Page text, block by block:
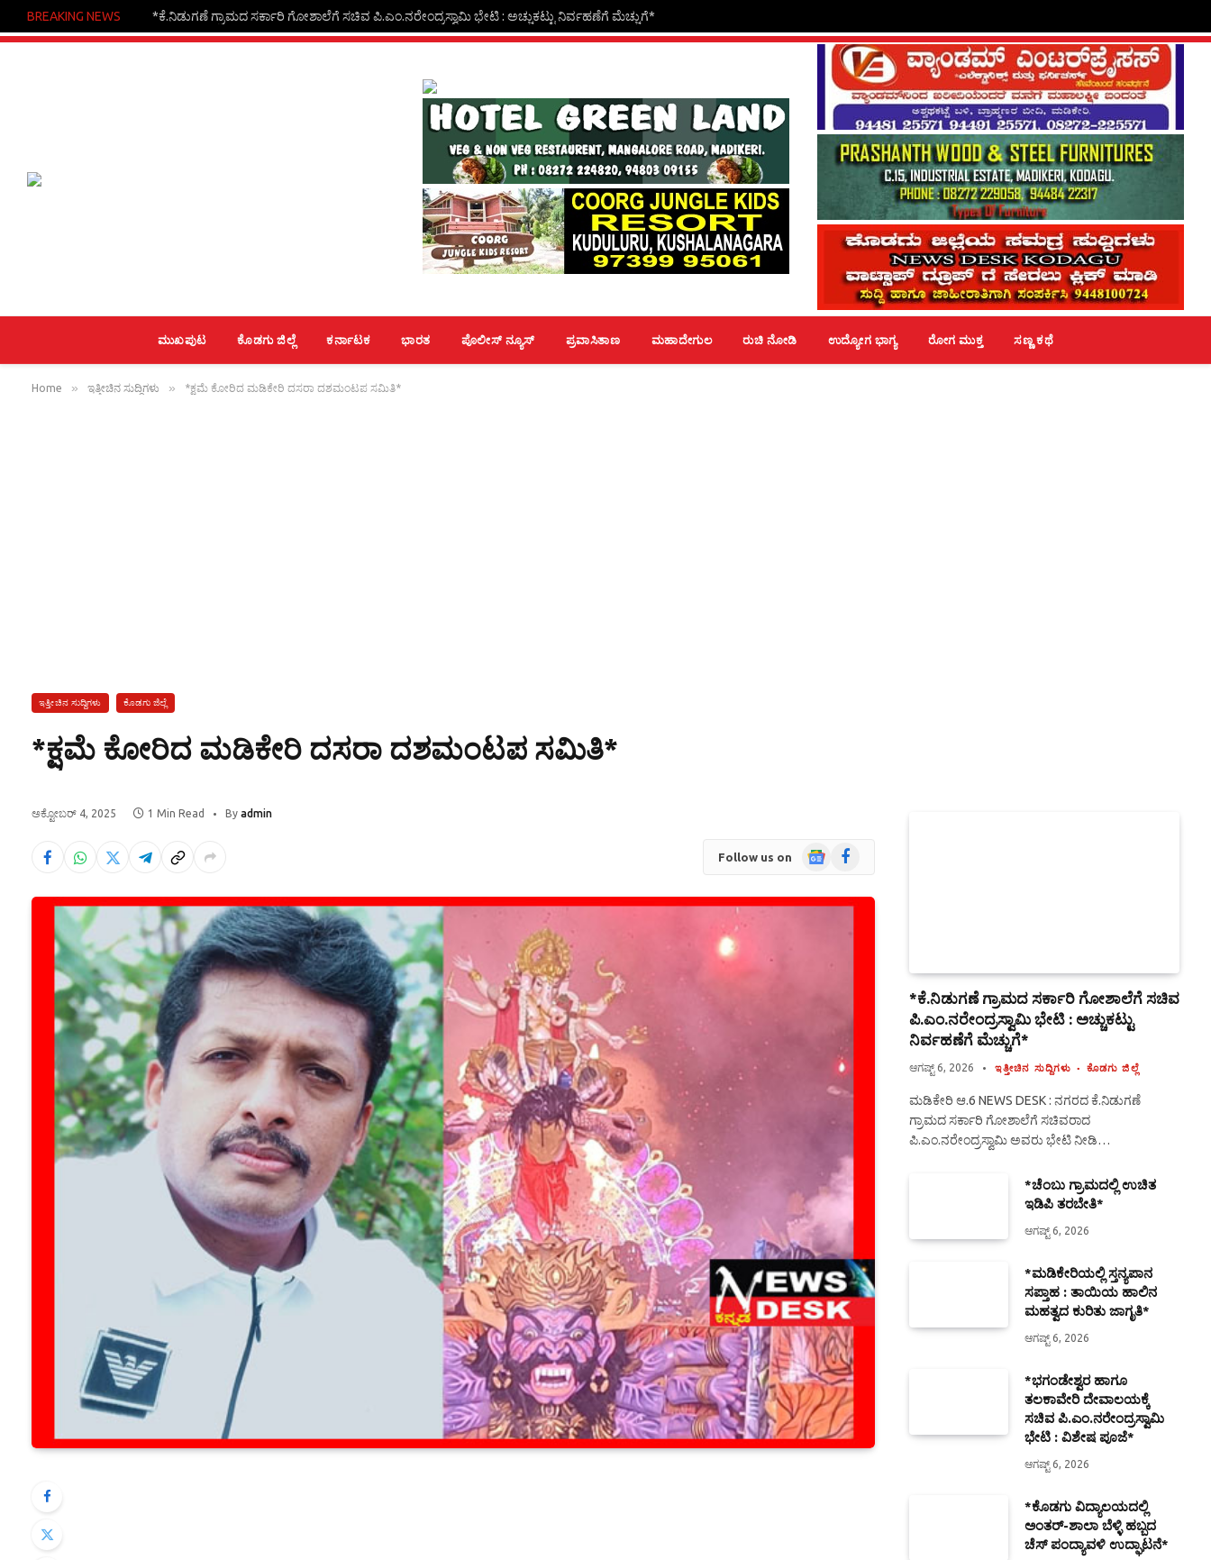
BREAKING NEWS *ಕೆ.ನಿಡುಗಣೆ ಗ್ರಾಮದ ಸರ್ಕಾರಿ ಗೋಶಾಲೆಗೆ ಸಚಿವ ಪಿ.ಎಂ.ನರೇಂದ್ರಸ್ವಾಮಿ ಭೇಟಿ : ಅಚ್ಚುಕಟ್ಟು ನಿರ್ವಹಣೆಗೆ ಮೆಚ್ಚುಗೆ*
ಮುಖಪುಟ ಕೊಡಗು ಜಿಲ್ಲೆ ಕರ್ನಾಟಕ ಭಾರತ ಪೊಲೀಸ್ ನ್ಯೂಸ್ ಪ್ರವಾಸಿತಾಣ ಮಹಾದೇಗುಲ ರುಚಿ ನೋಡಿ ಉದ್ಯೋಗ ಭಾಗ್ಯ ರೋಗ ಮುಕ್ತ ಸಣ್ಣ ಕಥೆ
Home » ಇತ್ತೀಚಿನ ಸುದ್ದಿಗಳು » *ಕ್ಷಮೆ ಕೋರಿದ ಮಡಿಕೇರಿ ದಸರಾ ದಶಮಂಟಪ ಸಮಿತಿ*
ಇತ್ತೀಚಿನ ಸುದ್ದಿಗಳು ಕೊಡಗು ಜಿಲ್ಲೆ
*ಕ್ಷಮೆ ಕೋರಿದ ಮಡಿಕೇರಿ ದಸರಾ ದಶಮಂಟಪ ಸಮಿತಿ*
ಅಕ್ಟೋಬರ್ 4, 2025 1 Min Read By admin
Follow us on
GoogleFacebook
*ಕೆ.ನಿಡುಗಣೆ ಗ್ರಾಮದ ಸರ್ಕಾರಿ ಗೋಶಾಲೆಗೆ ಸಚಿವ
ಪಿ.ಎಂ.ನರೇಂದ್ರಸ್ವಾಮಿ ಭೇಟಿ : ಅಚ್ಚುಕಟ್ಟು
ನಿರ್ವಹಣೆಗೆ ಮೆಚ್ಚುಗೆ*
ಆಗಷ್ಟ್ 6, 2026 ಇತ್ತೀಚಿನ ಸುದ್ದಿಗಳು ಕೊಡಗು ಜಿಲ್ಲೆ
ಮಡಿಕೇರಿ ಆ.6 NEWS DESK : ನಗರದ ಕೆ.ನಿಡುಗಣೆ
ಗ್ರಾಮದ ಸರ್ಕಾರಿ ಗೋಶಾಲೆಗೆ ಸಚಿವರಾದ
ಪಿ.ಎಂ.ನರೇಂದ್ರಸ್ವಾಮಿ ಅವರು ಭೇಟಿ ನೀಡಿ…
*ಚೆಂಬು ಗ್ರಾಮದಲ್ಲಿ ಉಚಿತ
ಇಡಿಪಿ ತರಬೇತಿ*
ಆಗಷ್ಟ್ 6, 2026
*ಮಡಿಕೇರಿಯಲ್ಲಿ ಸ್ತನ್ಯಪಾನ
ಸಪ್ತಾಹ : ತಾಯಿಯ ಹಾಲಿನ
ಮಹತ್ವದ ಕುರಿತು ಜಾಗೃತಿ*
ಆಗಷ್ಟ್ 6, 2026
*ಭಗಂಡೇಶ್ವರ ಹಾಗೂ
ತಲಕಾವೇರಿ ದೇವಾಲಯಕ್ಕೆ
ಸಚಿವ ಪಿ.ಎಂ.ನರೇಂದ್ರಸ್ವಾಮಿ
ಭೇಟಿ : ವಿಶೇಷ ಪೂಜೆ*
ಆಗಷ್ಟ್ 6, 2026
*ಕೊಡಗು ವಿದ್ಯಾಲಯದಲ್ಲಿ
ಅಂತರ್-ಶಾಲಾ ಬೆಳ್ಳಿ ಹಬ್ಬದ
ಚೆಸ್ ಪಂದ್ಯಾವಳಿ ಉದ್ಘಾಟನೆ*